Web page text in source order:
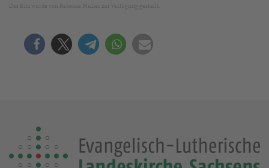
Das Bild wurde von Rebekka Müller zur Verfügung gestellt.